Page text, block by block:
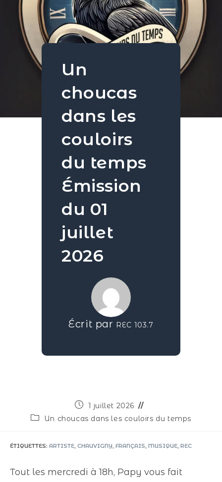
Un
choucas
dans les
couloirs
du temps
Émission
du 01
juillet
2026
Écrit par REC 103.7
1 juillet 2026
Un choucas dans les couloirs du temps
ÉTIQUETTES: ARTISTE, CHAUVIGNY, FRANÇAIS, MUSIQUE, REC
Tout les mercredi à 18h, Papy vous fait